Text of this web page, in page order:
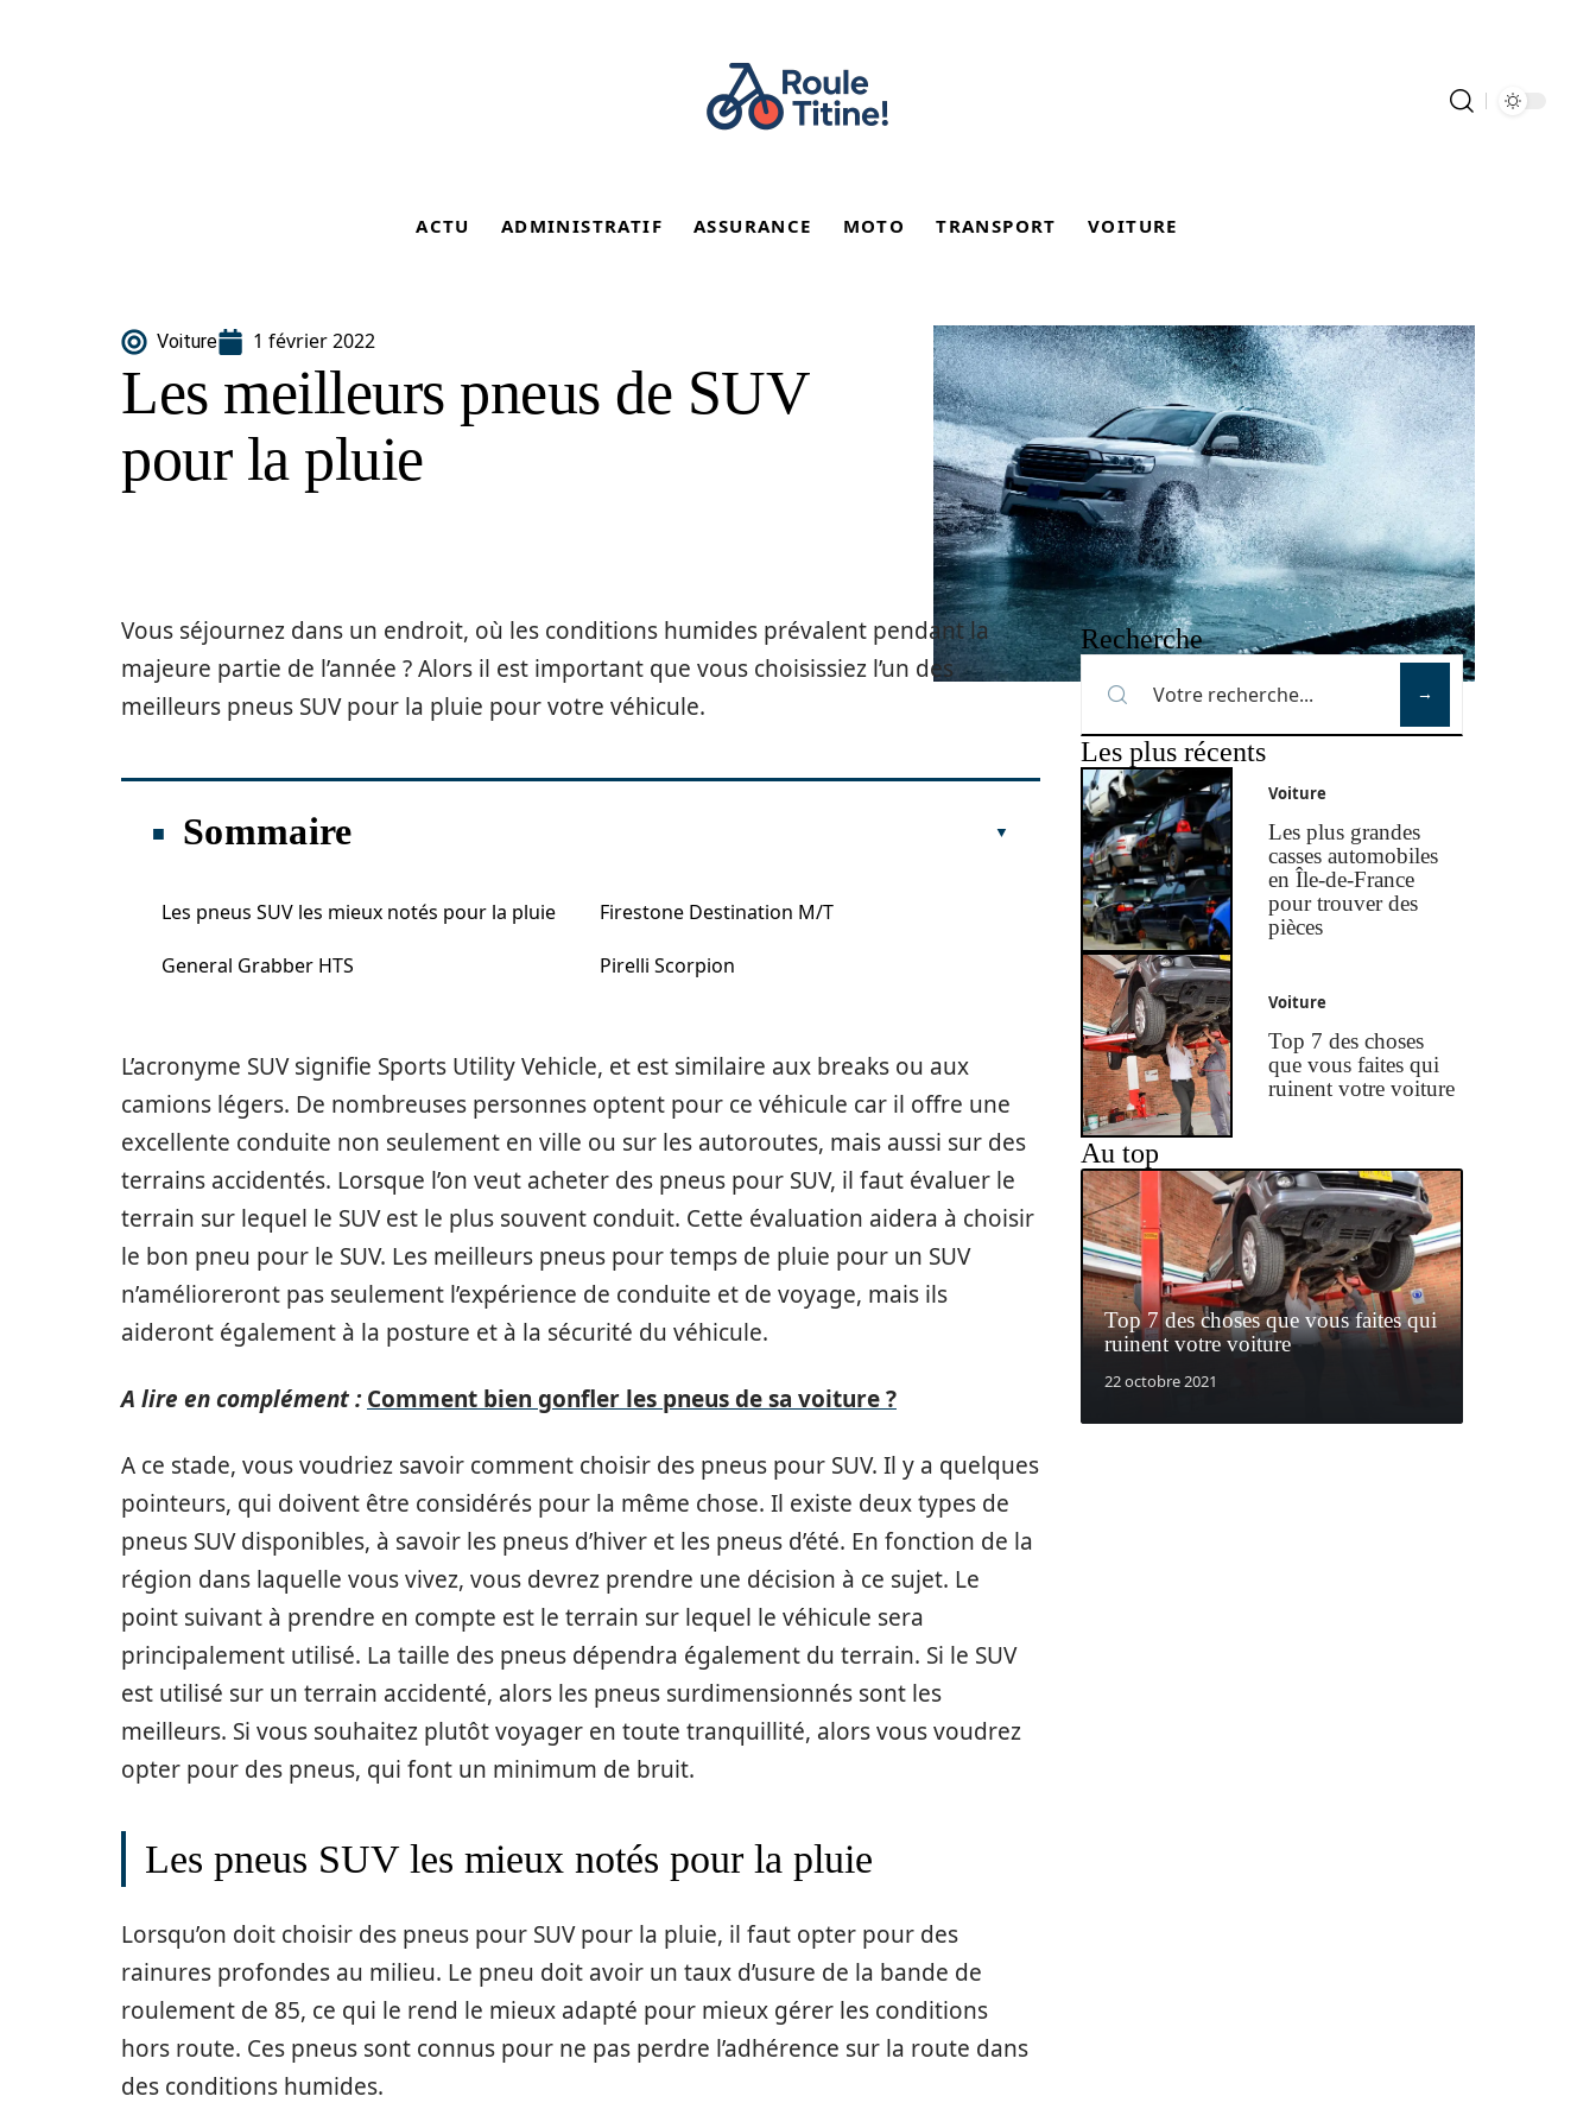
ACTU ADMINISTRATIF ASSURANCE MOTO TRANSPORT VOITURE
Voiture 1 février 2022
Les meilleurs pneus de SUV
pour la pluie
Vous séjournez dans un endroit, où les conditions humides prévalent pendant la
majeure partie de l’année ? Alors il est important que vous choisissiez l’un des
meilleurs pneus SUV pour la pluie pour votre véhicule.
Sommaire
Les pneus SUV les mieux notés pour la pluie
General Grabber HTS
Firestone Destination M/T
Pirelli Scorpion
L’acronyme SUV signifie Sports Utility Vehicle, et est similaire aux breaks ou aux
camions légers. De nombreuses personnes optent pour ce véhicule car il offre une
excellente conduite non seulement en ville ou sur les autoroutes, mais aussi sur des
terrains accidentés. Lorsque l’on veut acheter des pneus pour SUV, il faut évaluer le
terrain sur lequel le SUV est le plus souvent conduit. Cette évaluation aidera à choisir
le bon pneu pour le SUV. Les meilleurs pneus pour temps de pluie pour un SUV
n’amélioreront pas seulement l’expérience de conduite et de voyage, mais ils
aideront également à la posture et à la sécurité du véhicule.
A lire en complément : Comment bien gonfler les pneus de sa voiture ?
A ce stade, vous voudriez savoir comment choisir des pneus pour SUV. Il y a quelques
pointeurs, qui doivent être considérés pour la même chose. Il existe deux types de
pneus SUV disponibles, à savoir les pneus d’hiver et les pneus d’été. En fonction de la
région dans laquelle vous vivez, vous devrez prendre une décision à ce sujet. Le
point suivant à prendre en compte est le terrain sur lequel le véhicule sera
principalement utilisé. La taille des pneus dépendra également du terrain. Si le SUV
est utilisé sur un terrain accidenté, alors les pneus surdimensionnés sont les
meilleurs. Si vous souhaitez plutôt voyager en toute tranquillité, alors vous voudrez
opter pour des pneus, qui font un minimum de bruit.
Les pneus SUV les mieux notés pour la pluie
Lorsqu’on doit choisir des pneus pour SUV pour la pluie, il faut opter pour des
rainures profondes au milieu. Le pneu doit avoir un taux d’usure de la bande de
roulement de 85, ce qui le rend le mieux adapté pour mieux gérer les conditions
hors route. Ces pneus sont connus pour ne pas perdre l’adhérence sur la route dans
des conditions humides.
Recherche
Les plus récents
Voiture
Les plus grandes
casses automobiles
en Île-de-France
pour trouver des
pièces
Voiture
Top 7 des choses
que vous faites qui
ruinent votre voiture
Au top
Top 7 des choses que vous faites qui
ruinent votre voiture
22 octobre 2021